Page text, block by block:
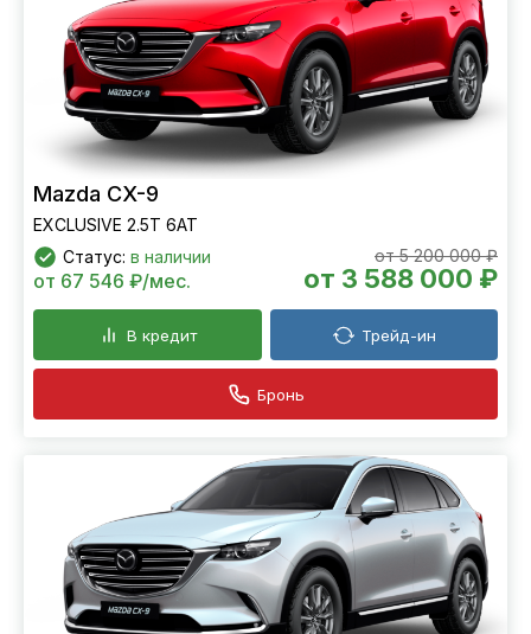
Mazda CX-9
EXCLUSIVE 2.5T 6АТ
Статус: в наличии от 5 200 000 ₽
от 3 588 000 ₽
от 67 546 ₽/мес.
В кредит Трейд-ин
Бронь